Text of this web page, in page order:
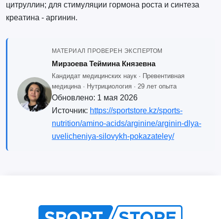
цитруллин; для стимуляции гормона роста и синтеза
креатина - аргинин.
МАТЕРИАЛ ПРОВЕРЕН ЭКСПЕРТОМ
Мирзоева Теймина Князевна
Кандидат медицинских наук · Превентивная
медицина · Нутрициология · 29 лет опыта
Обновлено: 1 мая 2026
Источник: https://sportstore.kz/sports-
nutrition/amino-acids/arginine/arginin-dlya-
uvelicheniya-silovykh-pokazateley/